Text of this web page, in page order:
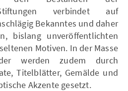
verbindet auf
Bekanntes und daher
bislang unveröffentlichten
Motiven. In der Masse
werden zudem durch
Titelblätter, Gemälde und
Akzente gesetzt.